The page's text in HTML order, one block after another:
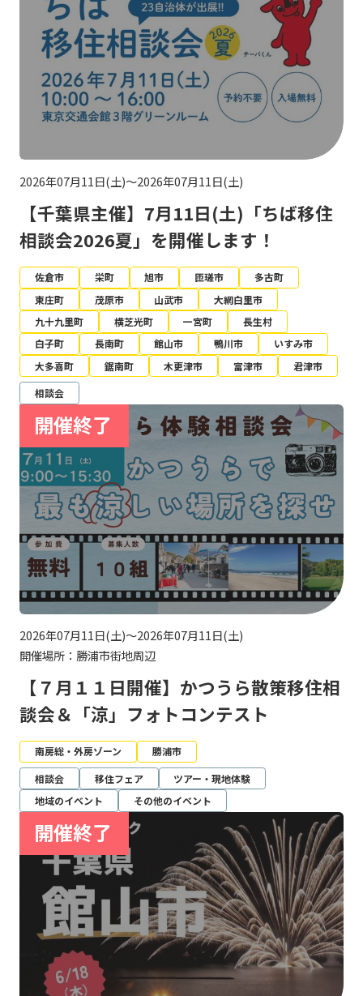
2026年07月11日(土)～2026年07月11日(土)
【千葉県主催】7月11日(土)「ちば移住
相談会2026夏」を開催します！
佐倉市 栄町 旭市 匝瑳市
多古町
東庄町
茂原市 山武市
大網白里市
九十九里町
横芝光町 一宮町
長生村
白子町
長南町 館山市 鴨川市
いすみ市
大多喜町
鋸南町 木更津市 富津市
君津市
相談会
2026年07月11日(土)～2026年07月11日(土)
開催場所：勝浦市街地周辺
【７月１１日開催】かつうら散策移住相
談会＆「涼」フォトコンテスト
南房総・外房ゾーン
勝浦市
相談会
移住フェア
ツアー・現地体験
地域のイベント
その他のイベント